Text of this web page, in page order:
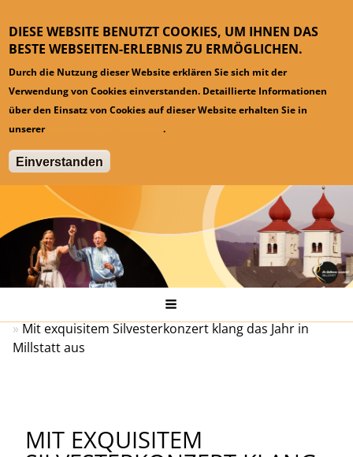
DIESE WEBSITE BENUTZT COOKIES, UM IHNEN DAS
BESTE WEBSEITEN-ERLEBNIS ZU ERMÖGLICHEN.
Durch die Nutzung dieser Website erklären Sie sich mit der
Verwendung von Cookies einverstanden. Detaillierte Informationen
über den Einsatz von Cookies auf dieser Website erhalten Sie in
unserer
Datenschutzinformation.
Einverstanden
Pressespiegel
Mit exquisitem Silvesterkonzert klang das Jahr in
Millstatt aus
MIT EXQUISITEM